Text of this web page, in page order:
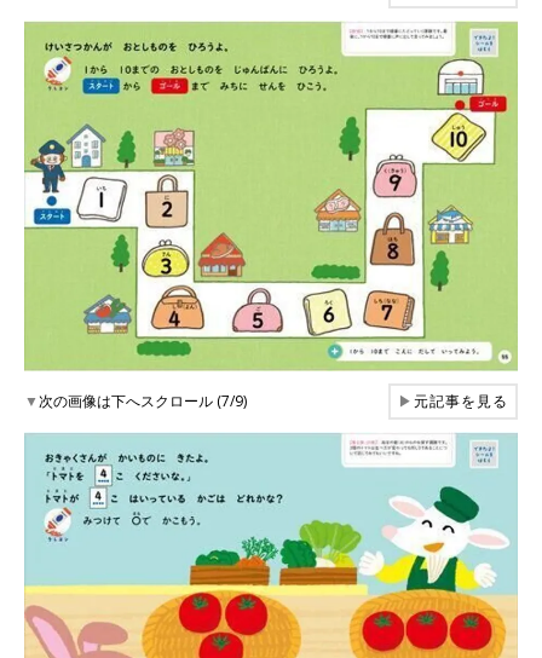
▼次の画像は下へスクロール (7/9) ▶元記事を見る